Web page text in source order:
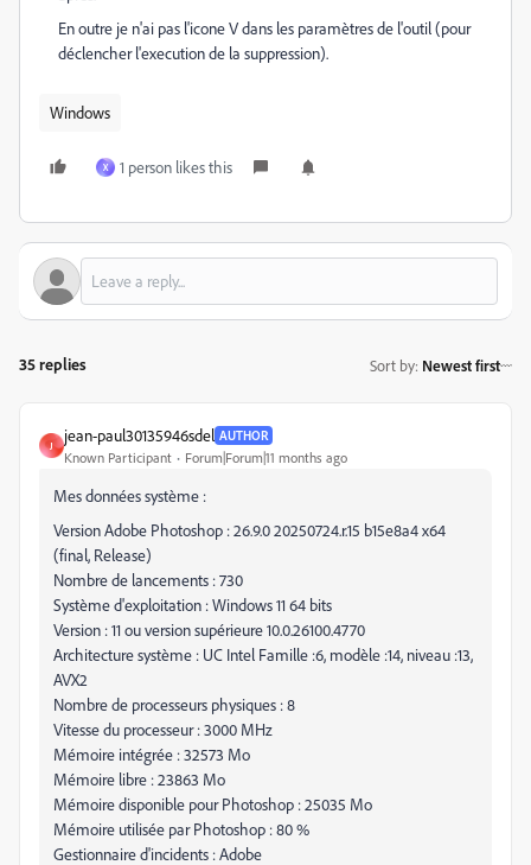
En outre je n'ai pas l'icone V dans les paramètres de l'outil (pour
déclencher l'execution de la suppression).
Windows
X 1 person likes this
35 replies Sort by: Newest first
J
jean-paul30135946sdel AUTHOR
Known Participant Forum|Forum|11 months ago
Mes données système :
Version Adobe Photoshop : 26.9.0 20250724.r.15 b15e8a4 x64
(final, Release)
Nombre de lancements : 730
Système d'exploitation : Windows 11 64 bits
Version : 11 ou version supérieure 10.0.26100.4770
Architecture système : UC Intel Famille :6, modèle :14, niveau :13,
AVX2
Nombre de processeurs physiques : 8
Vitesse du processeur : 3000 MHz
Mémoire intégrée : 32573 Mo
Mémoire libre : 23863 Mo
Mémoire disponible pour Photoshop : 25035 Mo
Mémoire utilisée par Photoshop : 80 %
Gestionnaire d'incidents : Adobe